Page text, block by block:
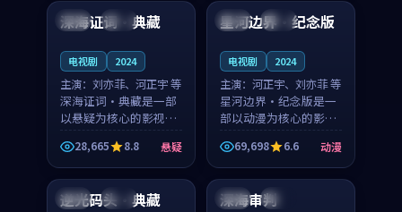
美国 独播
深海证词·典藏
电视剧 2024
主演： 刘亦菲、河正宇 等
深海证词·典藏是一部
以悬疑为核心的影视作
品，围绕危机、反转与
人物成长展开，整体节
奏紧凑，值得推荐观
看。
28,665 8.8 悬疑
韩国 院线
星河边界·纪念版
电视剧 2024
主演： 河正宇、刘亦菲 等
星河边界·纪念版是一
部以动漫为核心的影视
作品，围绕危机、反转
与人物成长展开，整体
节奏紧凑，值得推荐观
看。
69,698 6.6 动漫
日本 热播
逆光码头·典藏 中国 完结
深海审判